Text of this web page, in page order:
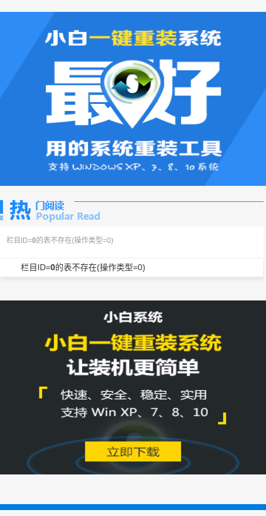
栏目ID=0的表不存在(操作类型=0)
栏目ID=0的表不存在(操作类型=0)